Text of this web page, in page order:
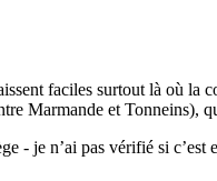
faciles surtout là où la
Marmande et Tonneins),
- je n’ai pas vérifié si c’est